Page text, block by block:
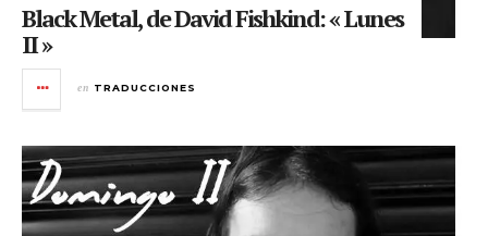
Black Metal, de David Fishkind: « Lunes
II »
en TRADUCCIONES